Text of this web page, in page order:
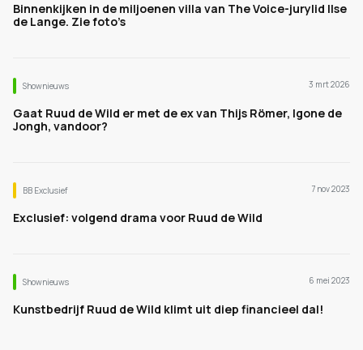
Binnenkijken in de miljoenen villa van The Voice-jurylid Ilse
de Lange. Zie foto’s
Shownieuws 3 mrt 2026
Gaat Ruud de Wild er met de ex van Thijs Römer, Igone de
Jongh, vandoor?
BB Exclusief 7 nov 2023
Exclusief: volgend drama voor Ruud de Wild
Shownieuws 6 mei 2023
Kunstbedrijf Ruud de Wild klimt uit diep financieel dal!